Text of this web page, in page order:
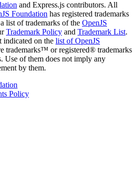
and Express.js contributors. All
Foundation has registered trademarks
list of trademarks of the OpenJS
Trademark Policy and Trademark List.
indicated on the list of OpenJS
trademarks™ or registered® trademarks
Use of them does not imply any
by them.
Policy